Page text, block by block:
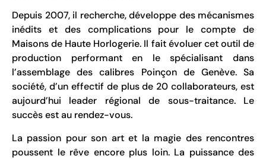
Depuis 2007, il recherche, développe des mécanismes
inédits et des complications pour le compte de
Maisons de Haute Horlogerie. Il fait évoluer cet outil de
production performant en le spécialisant dans
l’assemblage des calibres Poinçon de Genève. Sa
société, d’un effectif de plus de 20 collaborateurs, est
aujourd’hui leader régional de sous-traitance. Le
succès est au rendez-vous.
La passion pour son art et la magie des rencontres
poussent le rêve encore plus loin. La puissance des